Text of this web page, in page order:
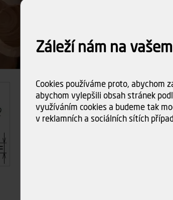
Záleží nám na
Cookies používáme proto, abychom
abychom vylepšili obsah stránek
využíváním cookies a budeme tak
v reklamních a sociálních sítích